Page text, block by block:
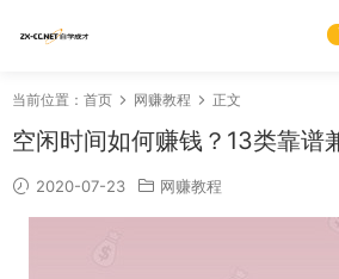
当前位置： 首页 网赚教程 正文
空闲时间如何赚钱？13类靠谱
2020-07-23 网赚教程